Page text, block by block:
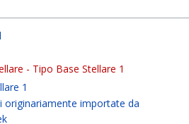
- Tipo Base Stellare 1
1
originariamente importate da